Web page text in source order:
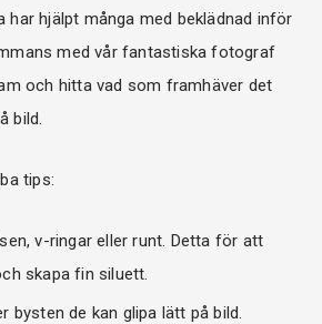
har hjälpt många med beklädnad inför
med vår fantastiska fotograf
och hitta vad som framhäver det
bild.
tips:
v-ringar eller runt. Detta för att
skapa fin siluett.
bysten de kan glipa lätt på bild.